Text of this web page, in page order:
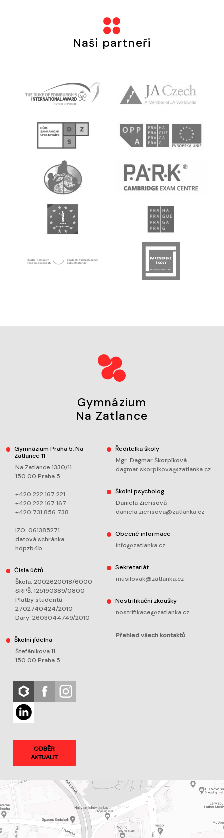
Naši partneři
Gymnázium
Na Zatlance
Gymnázium Praha 5, Na
Zatlance 11
Na Zatlance 1330/11
150 00 Praha 5
+420 222 167 221
+420 222 167 167
+420 731 856 738
IZO: 061385271
datová schránka:
hdpzb4b
Čísla účtů
Škola: 2002620018/6000
SRPŠ: 125190389/0800
Platby studentů:
2702740424/2010
Dary: 2603044749/2010
Školní jídelna
Štefánikova 11
150 00 Praha 5
ODBĚR
AKTUALIT
Ředitelka školy
Mgr. Dagmar Škorpíková
dagmar.skorpikova@zatlanka.cz
Školní psycholog
Daniela Zierisová
daniela.zierisova@zatlanka.cz
Obecné informace
info@zatlanka.cz
Sekretariát
musilovak@zatlanka.cz
Nostrifikační zkoušky
nostrifikace@zatlanka.cz
Přehled všech kontaktů